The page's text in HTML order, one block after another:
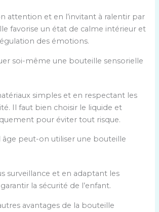
attention et en l’invitant à ralentir par
favorise un état de calme intérieur et
des émotions.
soi-même une bouteille sensorielle
simples et en respectant les
Il faut bien choisir le liquide et
pour éviter tout risque.
âge peut-on utiliser une bouteille
surveillance et en adaptant les
la sécurité de l’enfant.
avantages de la bouteille